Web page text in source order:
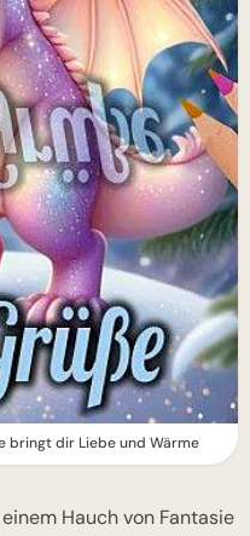
bringt dir Liebe und Wärme
Hauch von Fantasie